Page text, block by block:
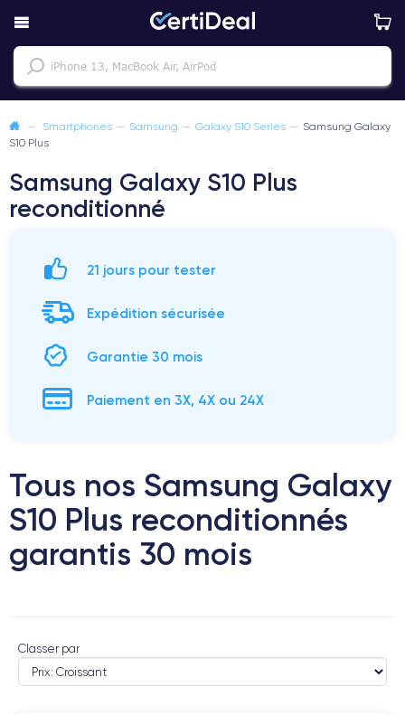
— Smartphones — Samsung — Galaxy S10 Series — Samsung Galaxy
S10 Plus
Samsung Galaxy S10 Plus
reconditionné
21 jours pour tester
Expédition sécurisée
Garantie 30 mois
Paiement en 3X, 4X ou 24X
Tous nos Samsung Galaxy
S10 Plus reconditionnés
garantis 30 mois
Classer par